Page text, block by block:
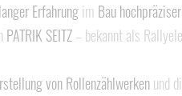
Erfahrungim Bau
PATRIK SEITZ– bekannt als
von Rollenzählwerkenund